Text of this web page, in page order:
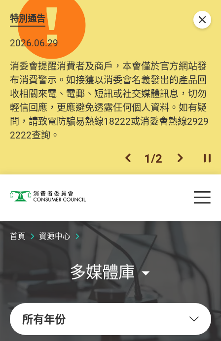
特別通告
2026.06.29
消委會提醒消費者及商戶，本會僅於官方網站發
布消費警示。如接獲以消委會名義發出的產品回
收相關來電、電郵、短訊或社交媒體訊息，切勿
輕信回應，更應避免透露任何個人資料。如有疑
問，請致電防騙易熱線18222或消委會熱線2929
2222查詢。
2025.10.31
為提升使用者體驗及網絡安全，本會的投訴處理
系統已經進行升級及推出新功能。由2025年11月
10日起，消費者需要提供基本聯絡資料（包括姓
名、電郵及電話）註冊帳戶，才可提交投訴、查
詢及建議。所有提交紀錄將清晰整合於帳戶中，
方便日後作出跟進。
上一個
2/2 下一個開
關閉
消費者委員會 目
首頁 資源中心
多媒體庫
所有年份